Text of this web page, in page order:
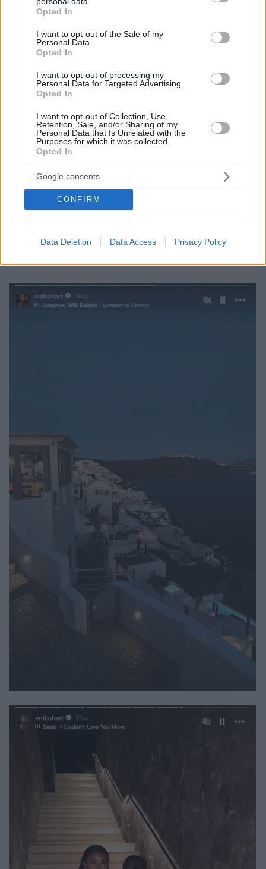
grant or deny consent to Google and its third-party tags to
use your data for below specified purposes in below Google
consent section.
Opted In
I want to opt-out of the Sale of my
Personal Data.
Opted In
I want to opt-out of processing my
Personal Data for Targeted Advertising.
Opted In
I want to opt-out of Collection, Use,
Retention, Sale, and/or Sharing of my
Personal Data that Is Unrelated with the
Purposes for which it was collected.
Opted In
Google consents
CONFIRM
Data Deletion Data Access Privacy Policy